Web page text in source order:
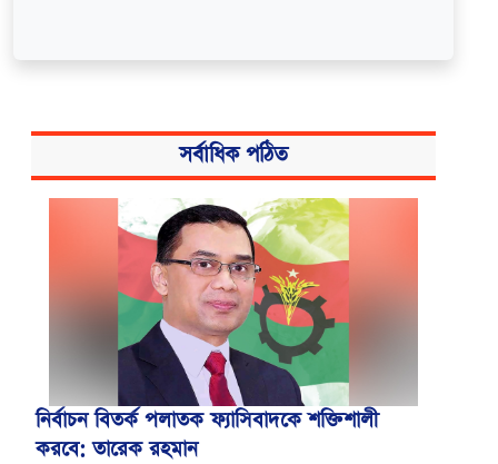
সর্বাধিক পঠিত
নির্বাচন বিতর্ক পলাতক ফ্যাসিবাদকে শক্তিশালী
করবে: তারেক রহমান